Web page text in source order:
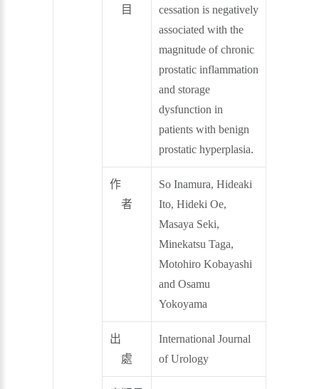
目
cessation is negatively
associated with the
magnitude of chronic
prostatic inflammation
and storage
dysfunction in
patients with benign
prostatic hyperplasia.
作
者
So Inamura, Hideaki
Ito, Hideki Oe,
Masaya Seki,
Minekatsu Taga,
Motohiro Kobayashi
and Osamu
Yokoyama
出
處
International Journal
of Urology